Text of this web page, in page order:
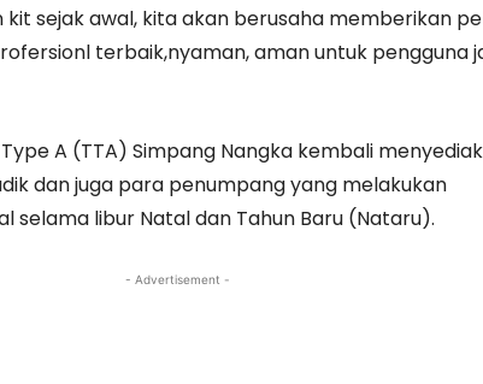
kit sejak awal, kita akan berusaha memberikan
terbaik,nyaman, aman untuk pengguna
A (TTA) Simpang Nangka kembali
dan juga para penumpang yang melakukan
selama libur Natal dan Tahun Baru (Nataru).
- Advertisement -